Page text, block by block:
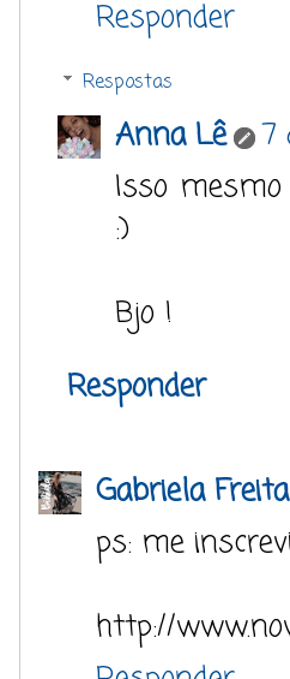
Responder
Respostas
Anna Lê
7
Isso mesmo
:)
Bjo !
Responder
Gabriela
ps: me
http://